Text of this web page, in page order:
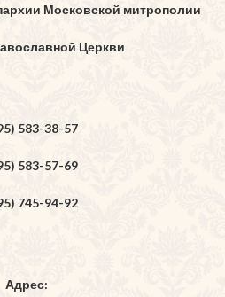
Московской митрополии
Церкви
583-38-57
583-57-69
745-94-92
Адрес: